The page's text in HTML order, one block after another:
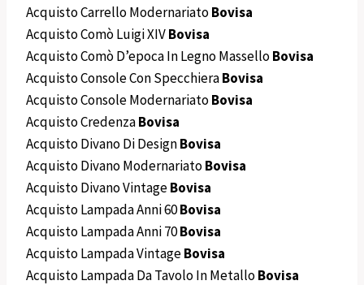
Acquisto Carrello ModernariatoBovisa
Acquisto Comò Luigi XIVBovisa
Acquisto Comò D’epoca In Legno MasselloBovisa
Acquisto Console Con SpecchieraBovisa
Acquisto Console ModernariatoBovisa
Acquisto CredenzaBovisa
Acquisto Divano Di DesignBovisa
Acquisto Divano ModernariatoBovisa
Acquisto Divano VintageBovisa
Acquisto Lampada Anni 60Bovisa
Acquisto Lampada Anni 70Bovisa
Acquisto Lampada VintageBovisa
Acquisto Lampada Da Tavolo In MetalloBovisa